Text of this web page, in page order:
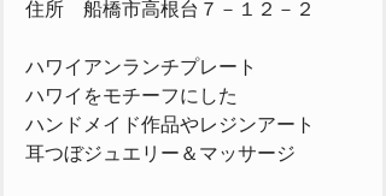
住所　船橋市高根台７－１２－２
ハワイアンランチプレート
ハワイをモチーフにした
ハンドメイド作品やレジンアート
耳つぼジュエリー＆マッサージ